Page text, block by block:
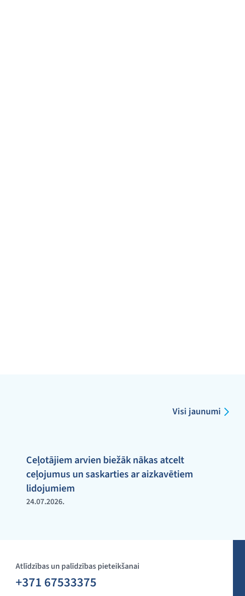
Visi jaunumi
Ceļotājiem arvien biežāk nākas atcelt
ceļojumus un saskarties ar aizkavētiem
lidojumiem
24.07.2026.
Atlīdzības un palīdzības pieteikšanai
+371 67533375